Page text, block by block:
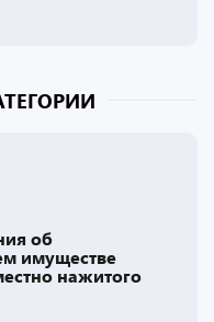
об
имуществе
нажитого